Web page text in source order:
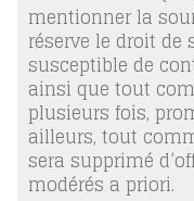
mentionner la
réserve le droit
susceptible de
ainsi que tout
plusieurs fois,
ailleurs, tout
sera supprimé
modérés a priori.